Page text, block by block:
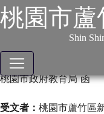
跳到主要內容
網站導覽
桃園市蘆
Shin
課程計畫
115學年
通過公文
桃園市政府教育局 函
受文者： 桃園市蘆竹區